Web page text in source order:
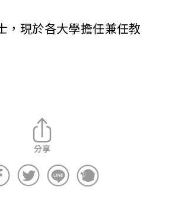
，現於各大學擔任兼任教